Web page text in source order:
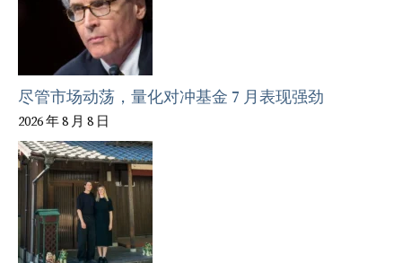
尽管市场动荡，量化对冲基金 7 月表现强劲
2026 年 8 月 8 日